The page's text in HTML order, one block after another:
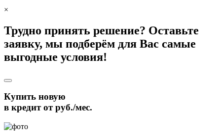
×
Трудно принять решение? Оставьте
заявку, мы подберём для Вас самые
выгодные условия!
Купить новую
в кредит отруб./мес.